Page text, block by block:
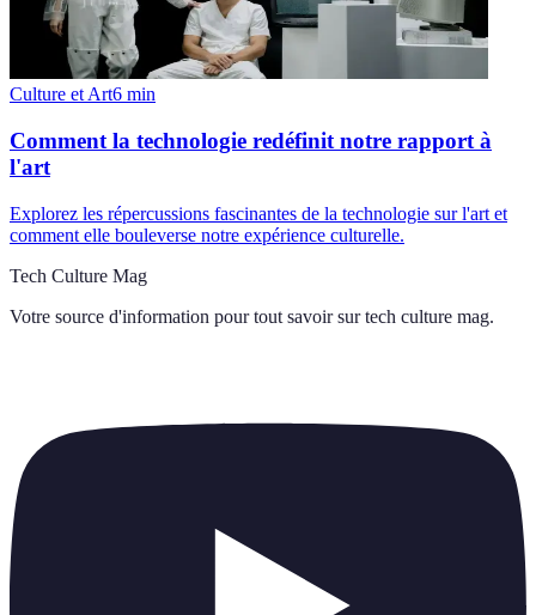
Culture et Art6 min
Comment la technologie redéfinit notre rapport à
l'art
Explorez les répercussions fascinantes de la technologie sur l'art et
comment elle bouleverse notre expérience culturelle.
Tech Culture Mag
Votre source d'information pour tout savoir sur tech culture mag.